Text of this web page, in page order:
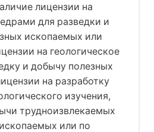
лицензии на
для разведки и
ископаемых или
на геологическое
и добычу полезных
на разработку
изучения,
трудноизвлекаемых
или по